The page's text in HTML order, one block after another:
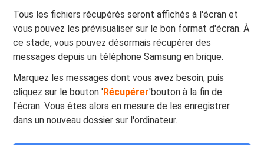
Tous les fichiers récupérés seront affichés à l'écran et
vous pouvez les prévisualiser sur le bon format d'écran. À
ce stade, vous pouvez désormais récupérer des
messages depuis un téléphone Samsung en brique.
Marquez les messages dont vous avez besoin, puis
cliquez sur le bouton 'Récupérer'bouton à la fin de
l'écran. Vous êtes alors en mesure de les enregistrer
dans un nouveau dossier sur l'ordinateur.